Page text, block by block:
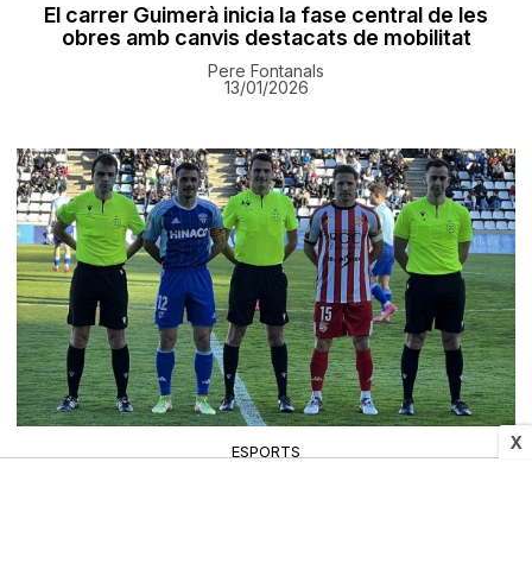
X
El carrer Guimerà inicia la fase central de les
obres amb canvis destacats de mobilitat
Pere Fontanals
13/01/2026
ESPORTS